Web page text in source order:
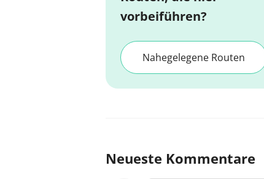
vorbeiführen?
Nahegelegene Routen
Neueste Kommentare